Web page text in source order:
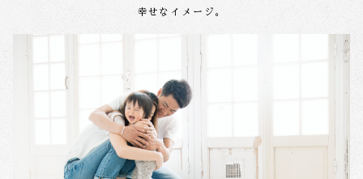
幸せなイメージ。